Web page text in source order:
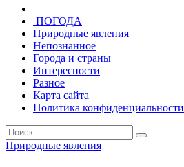
ПОГОДА
Природные явления
Непознанное
Города и страны
Интересности
Разное
Карта сайта
Политика конфиденциальности
Природные явления